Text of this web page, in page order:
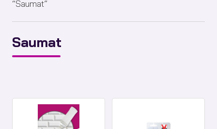
“Saumat”
Saumat